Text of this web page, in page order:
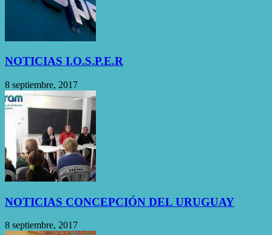
NOTICIAS I.O.S.P.E.R
8 septiembre, 2017
NOTICIAS CONCEPCIÓN DEL URUGUAY
8 septiembre, 2017